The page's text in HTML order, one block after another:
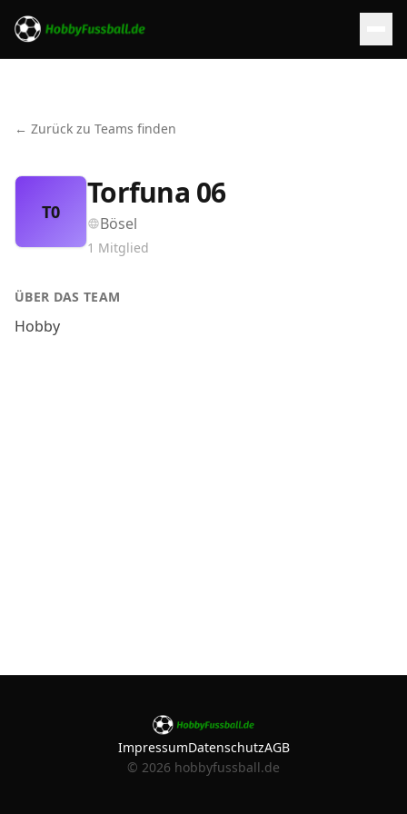
← Zurück zu Teams finden
T0
Torfuna 06
Bösel
1 Mitglied
ÜBER DAS TEAM
Hobby
ImpressumDatenschutzAGB
© 2026 hobbyfussball.de